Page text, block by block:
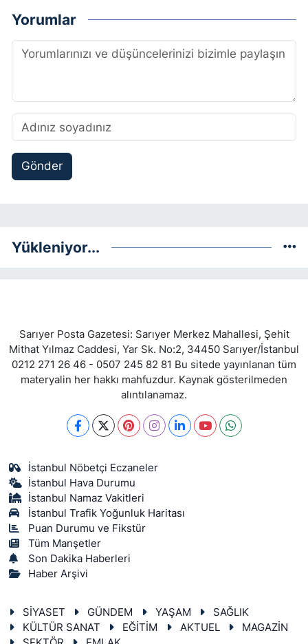
Yorumlar
Gönder
Yükleniyor...
Sarıyer Posta Gazetesi: Sarıyer Merkez Mahallesi, Şehit
Mithat Yılmaz Caddesi, Yar Sk. No:2, 34450 Sarıyer/İstanbul
0212 271 26 46 - 0507 245 82 81 Bu sitede yayınlanan tüm
materyalin her hakkı mahfuzdur. Kaynak gösterilmeden
alıntılanamaz.
İstanbul Nöbetçi Eczaneler
İstanbul Hava Durumu
İstanbul Namaz Vakitleri
İstanbul Trafik Yoğunluk Haritası
Puan Durumu ve Fikstür
Tüm Manşetler
Son Dakika Haberleri
Haber Arşivi
SİYASET GÜNDEM YAŞAM
SAĞLIK
KÜLTÜR SANAT
EĞİTİM AKTUEL
MAGAZİN